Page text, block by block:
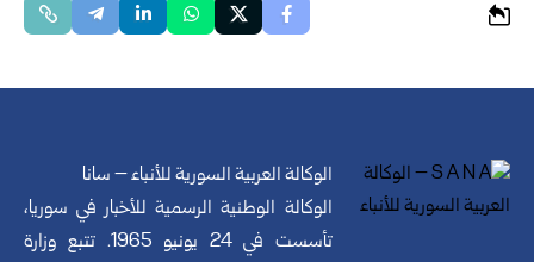
الوكالة العربية السورية للأنباء – سانا
الوكالة الوطنية الرسمية للأخبار في سوريا،
تأسست في 24 يونيو 1965. تتبع وزارة